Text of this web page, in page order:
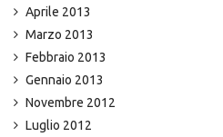
Aprile 2013
Marzo 2013
Febbraio 2013
Gennaio 2013
Novembre 2012
Luglio 2012